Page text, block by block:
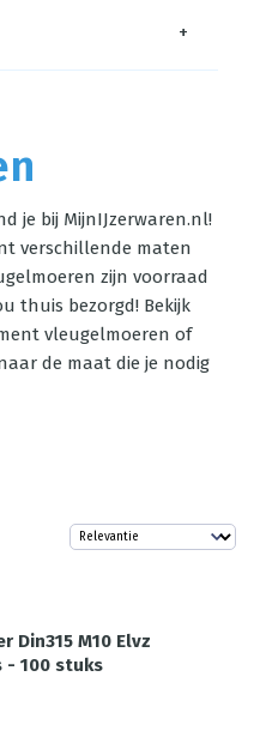
je bij MijnIJzerwaren.nl!
verschillende maten
zijn voorraad
thuis bezorgd! Bekijk
vleugelmoeren of
de maat die je nodig
Din315 M10 Elvz
- 100 stuks
+